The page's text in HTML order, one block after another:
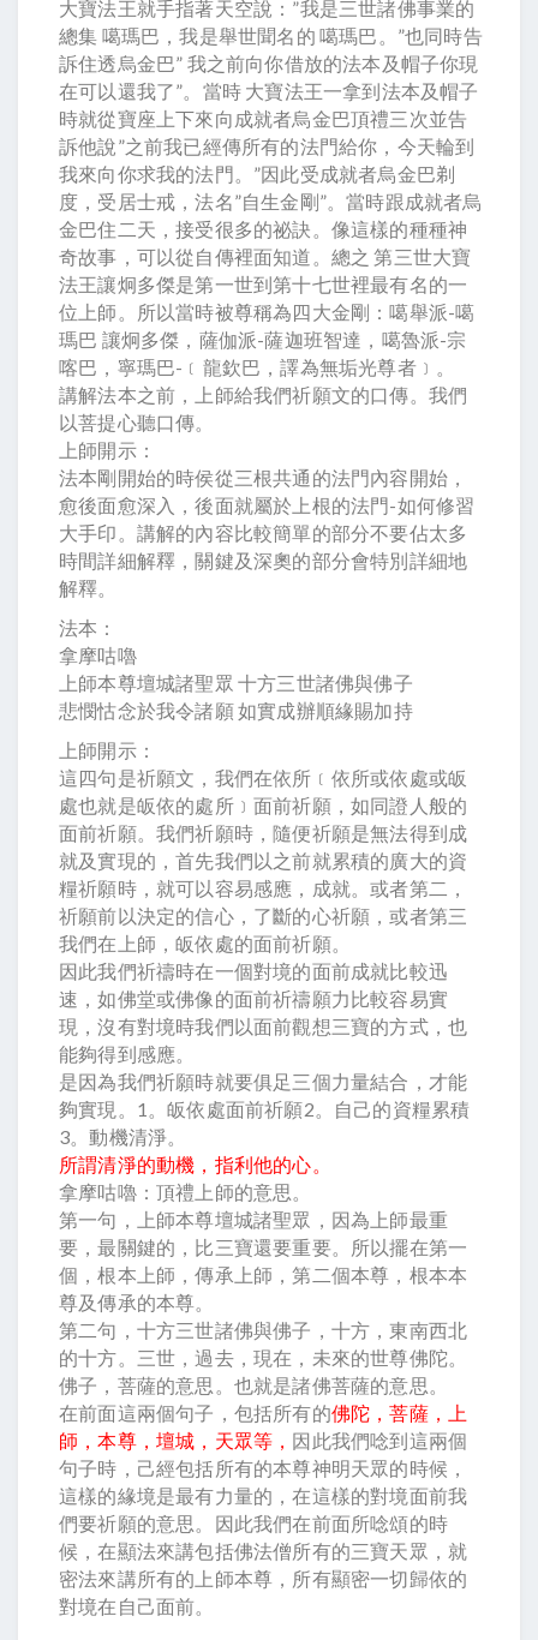
大寶法王就手指著天空說：”我是三世諸佛事業的
總集 噶瑪巴，我是舉世聞名的 噶瑪巴。”也同時告
訴住透烏金巴” 我之前向你借放的法本及帽子你現
在可以還我了”。當時 大寶法王一拿到法本及帽子
時就從寶座上下來向成就者烏金巴頂禮三次並告
訴他說”之前我已經傳所有的法門給你，今天輪到
我來向你求我的法門。”因此受成就者烏金巴剃
度，受居士戒，法名”自生金剛”。當時跟成就者烏
金巴住二天，接受很多的祕訣。像這樣的種種神
奇故事，可以從自傳裡面知道。總之 第三世大寶
法王讓炯多傑是第一世到第十七世裡最有名的一
位上師。所以當時被尊稱為四大金剛：噶舉派-噶
瑪巴 讓炯多傑，薩伽派-薩迦班智達，噶魯派-宗
喀巴，寧瑪巴-﹝龍欽巴，譯為無垢光尊者﹞。
講解法本之前，上師給我們祈願文的口傳。我們
以菩提心聽口傳。
上師開示：
法本剛開始的時侯從三根共通的法門內容開始，
愈後面愈深入，後面就屬於上根的法門-如何修習
大手印。講解的內容比較簡單的部分不要佔太多
時間詳細解釋，關鍵及深奧的部分會特別詳細地
解釋。
法本：
拿摩咕嚕
上師本尊壇城諸聖眾 十方三世諸佛與佛子
悲憫怙念於我令諸願 如實成辦順緣賜加持
上師開示：
這四句是祈願文，我們在依所﹝依所或依處或皈
處也就是皈依的處所﹞面前祈願，如同證人般的
面前祈願。我們祈願時，隨便祈願是無法得到成
就及實現的，首先我們以之前就累積的廣大的資
糧祈願時，就可以容易感應，成就。或者第二，
祈願前以決定的信心，了斷的心祈願，或者第三
我們在上師，皈依處的面前祈願。
因此我們祈禱時在一個對境的面前成就比較迅
速，如佛堂或佛像的面前祈禱願力比較容易實
現，沒有對境時我們以面前觀想三寶的方式，也
能夠得到感應。
是因為我們祈願時就要俱足三個力量結合，才能
夠實現。1。皈依處面前祈願2。自己的資糧累積
3。動機清淨。
所謂清淨的動機，指利他的心。
拿摩咕嚕：頂禮上師的意思。
第一句，上師本尊壇城諸聖眾，因為上師最重
要，最關鍵的，比三寶還要重要。所以擺在第一
個，根本上師，傳承上師，第二個本尊，根本本
尊及傳承的本尊。
第二句，十方三世諸佛與佛子，十方，東南西北
的十方。三世，過去，現在，未來的世尊佛陀。
佛子，菩薩的意思。也就是諸佛菩薩的意思。
在前面這兩個句子，包括所有的佛陀，菩薩，上
師，本尊，壇城，天眾等， 因此我們唸到這兩個
句子時，己經包括所有的本尊神明天眾的時候，
這樣的緣境是最有力量的，在這樣的對境面前我
們要祈願的意思。因此我們在前面所唸頌的時
候，在顯法來講包括佛法僧所有的三寶天眾，就
密法來講所有的上師本尊，所有顯密一切歸依的
對境在自己面前。